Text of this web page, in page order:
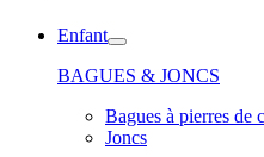
Enfant
BAGUES & JONCS
Bagues à pierres de
Joncs